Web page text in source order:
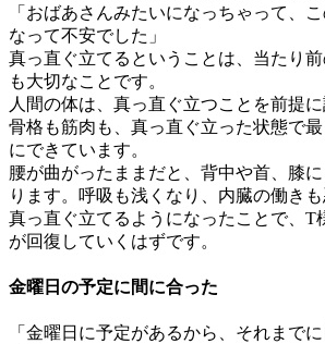
「おばあさんみたいになっちゃって、
なって不安でした」
真っ直ぐ立てるということは、当たり
も大切なことです。
人間の体は、真っ直ぐ立つことを前提に
骨格も筋肉も、真っ直ぐ立った状態で
にできています。
腰が曲がったままだと、背中や首、膝
ります。呼吸も浅くなり、内臓の働きも
真っ直ぐ立てるようになったことで、T
が回復していくはずです。
金曜日の予定に間に合った
「金曜日に予定があるから、それまで